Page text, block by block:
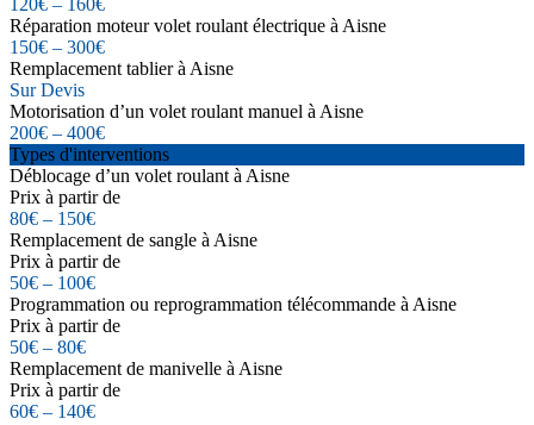
120€ – 160€
Réparation moteur volet roulant électrique à Aisne
150€ – 300€
Remplacement tablier à Aisne
Sur Devis
Motorisation d’un volet roulant manuel à Aisne
200€ – 400€
Types d'interventions
Déblocage d’un volet roulant à Aisne
Prix à partir de
80€ – 150€
Remplacement de sangle à Aisne
Prix à partir de
50€ – 100€
Programmation ou reprogrammation télécommande à Aisne
Prix à partir de
50€ – 80€
Remplacement de manivelle à Aisne
Prix à partir de
60€ – 140€